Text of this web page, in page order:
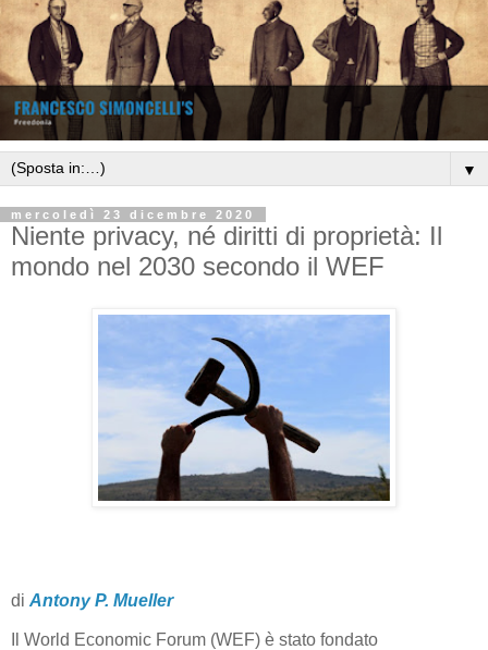
▼
mercoledì 23 dicembre 2020
Niente privacy, né diritti di proprietà: Il
mondo nel 2030 secondo il WEF
di Antony P. Mueller
Il World Economic Forum (WEF) è stato fondato